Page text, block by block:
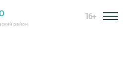
район
16+